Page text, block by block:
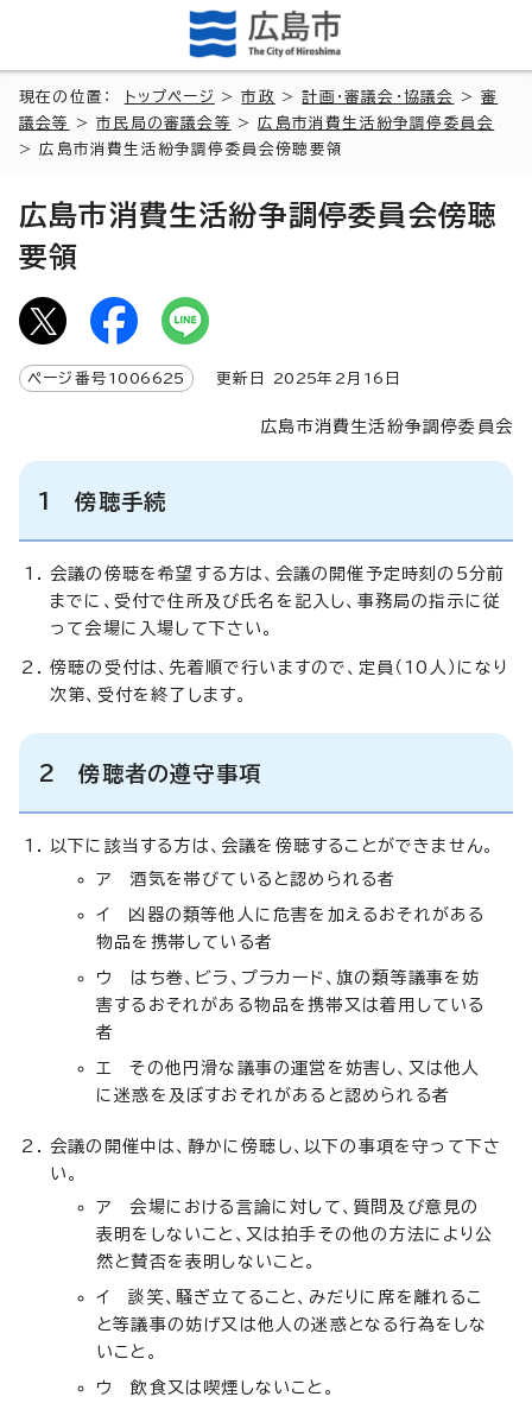
現在の位置： トップページ >市政 >計画・審議会・協議会 >審
議会等
>市民局の審議会等 >広島市消費生活紛争調停委員会
> 広島市消費生活紛争調停委員会傍聴要領
広島市消費生活紛争調停委員会傍聴
要領
ページ番号 1006625 更新日 2025年2月 16 日
広島市消費生活紛争調停委員会
1 傍聴手続
会議の傍聴を希望する方は、会議の開催予定時刻の5分前
までに、受付で住所及び氏名を記入し、事務局の指示に従
って会場に入場して下さい。
傍聴の受付は、先着順で行いますので、定員（10人）になり
次第、受付を終了します。
2 傍聴者の遵守事項
以下に該当する方は、会議を傍聴することができません。
ア 酒気を帯びていると認められる者
イ 凶器の類等他人に危害を加えるおそれがある
物品を携帯している者
ウ はち巻、ビラ、プラカード、旗の類等議事を妨
害するおそれがある物品を携帯又は着用している
者
エ その他円滑な議事の運営を妨害し、又は他人
に迷惑を及ぼすおそれがあると認められる者
会議の開催中は、静かに傍聴し、以下の事項を守って下さ
い。
ア 会場における言論に対して、質問及び意見の
表明をしないこと、又は拍手その他の方法により公
然と賛否を表明しないこと。
イ 談笑、騒ぎ立てること、みだりに席を離れるこ
と等議事の妨げ又は他人の迷惑となる行為をしな
いこと。
ウ 飲食又は喫煙しないこと。